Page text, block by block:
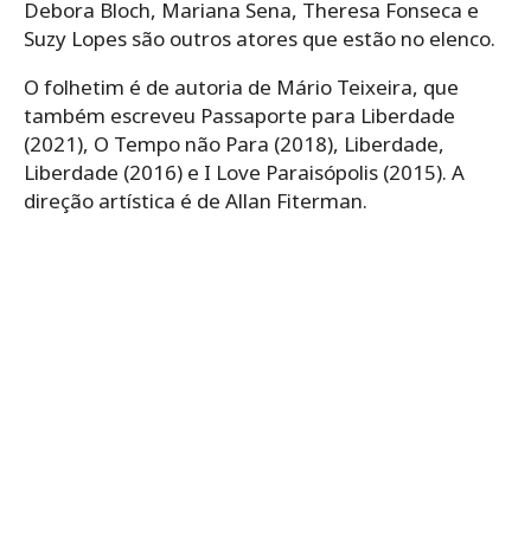
Debora Bloch, Mariana Sena, Theresa Fonseca e
Suzy Lopes são outros atores que estão no elenco.
O folhetim é de autoria de Mário Teixeira, que
também escreveu Passaporte para Liberdade
(2021), O Tempo não Para (2018), Liberdade,
Liberdade (2016) e I Love Paraisópolis (2015). A
direção artística é de Allan Fiterman.